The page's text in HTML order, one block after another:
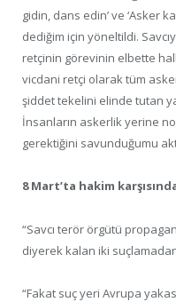
gidin, dans edin’ ve ‘Asker
dediğim için yöneltildi.
retçinin görevinin elbette
vicdani retçi olarak tüm
şiddet tekelini elinde tutan
İnsanların askerlik yerine
gerektiğini savunduğumu
8 Mart’ta hakim
“Savcı terör örgütü
diyerek kalan iki
“Fakat suç yeri Avrupa